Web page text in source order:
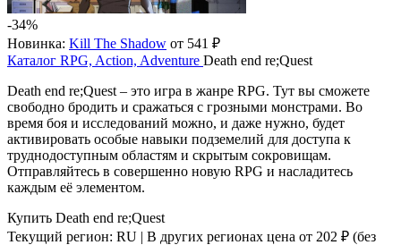
-34%
Новинка: Kill The Shadow от 541 ₽
Каталог RPG, Action, Adventure Death end re;Quest
Death end re;Quest – это игра в жанре RPG. Тут вы сможете
свободно бродить и сражаться с грозными монстрами. Во
время боя и исследований можно, и даже нужно, будет
активировать особые навыки подземелий для доступа к
труднодоступным областям и скрытым сокровищам.
Отправляйтесь в совершенно новую RPG и насладитесь
каждым её элементом.
Купить Death end re;Quest
Текущий регион: RU | В других регионах цена от 202 ₽ (без